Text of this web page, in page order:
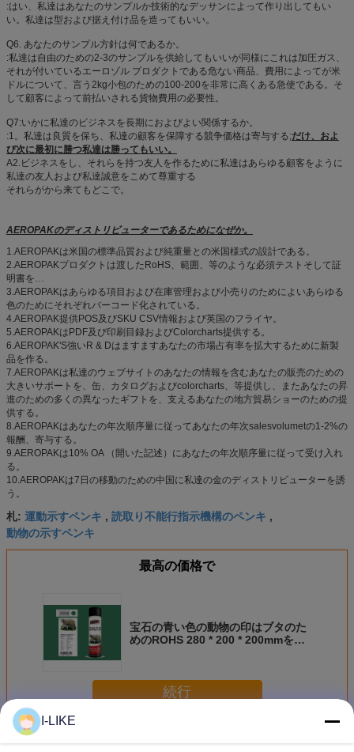
:はい、私達はあなたのサンプルか技術的なデッサンによって作り出してもい
い。私達は型および据え付け品を造ってもいい。
Q6. あなたのサンプル方針は何であるか。
:私達は自由のための2-3のサンプルを供給してもいいが同様にこれは加圧ガス、
それが付いているエーロゾル プロダクトである危ない商品、費用によってが米
ドルについて、言う2kg小包のための100-200を非常に高くある急使である。そ
して顧客によって前払いされる貨物費用の必要性。
Q7:いかに私達のビジネスを長期におよびよい関係するか。
:1。私達は良質を保ち、私達の顧客を保障する競争価格は寄与する;だけ、およ
び次に最初に勝つ私達は勝ってもいい。
A2.ビジネスをし、それらを持つ友人を作るために私達はあらゆる顧客をように
私達の友人および私達誠意をこめて尊重する
それらがから来てもどこで。
AEROPAKのディストリビューターであるためになぜか。
1.AEROPAKは米国の標準品質および純重量との米国様式の設計である。
2.AEROPAKプロダクトは渡したRoHS、範囲、等のような必須テストそして証
明書を…
3.AEROPAKはあらゆる項目および在庫管理および小売りのためによいあらゆる
色のためにそれぞれバーコード化されている。
4.AEROPAK提供POS及びSKU CSV情報および英国のフライヤ。
5.AEROPAKはPDF及び印刷目録およびColorcharts提供する。
6.AEROPAK'S強いR & Dはますますあなたの市場占有率を拡大するために新製
品を作る。
7.AEROPAKは私達のウェブサイトのあなたの情報を含むあなたの販売のための
大きいサポートを、缶、カタログおよびcolorcharts、等提供し、またあなたの昇
進のための多くの異なったギフトを、支えるあなたの地方貿易ショーのための提
供する。
8.AEROPAKはあなたの年次順序量に従ってあなたの年次salesvolumetの1-2%の
報酬、寄与する。
9.AEROPAKは10% OA （開いた記述）にあなたの年次順序量に従って受け入れ
る。
10.AEROPAKは7日の移動のための中国に私達の金のディストリビューターを誘
う。
札: 運動示すペンキ , 読取り不能行指示機構のペンキ ,
動物の示すペンキ
最高の価格で
宝石の青い色の動物の印はブタのた
めのROHS 280 * 200 * 200mmを塗
続行
多く示すスプレー式塗料
I-LIKE